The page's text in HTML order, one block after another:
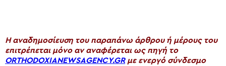
H αναδημοσίευση του παραπάνω άρθρου ή μέρους του
επιτρέπεται μόνο αν αναφέρεται ως πηγή το
ORTHODOXIANEWSAGENCY.GRμε ενεργό σύνδεσμο